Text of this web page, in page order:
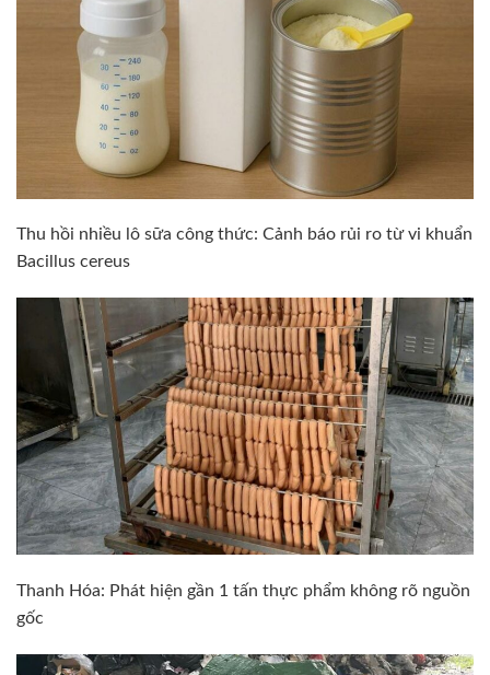
Thu hồi nhiều lô sữa công thức: Cảnh báo rủi ro từ vi khuẩn
Bacillus cereus
Thanh Hóa: Phát hiện gần 1 tấn thực phẩm không rõ nguồn
gốc